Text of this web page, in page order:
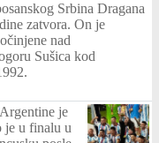
Srbina Dragana
zatvora. On je
nad
Sušica kod
je
je u finalu u